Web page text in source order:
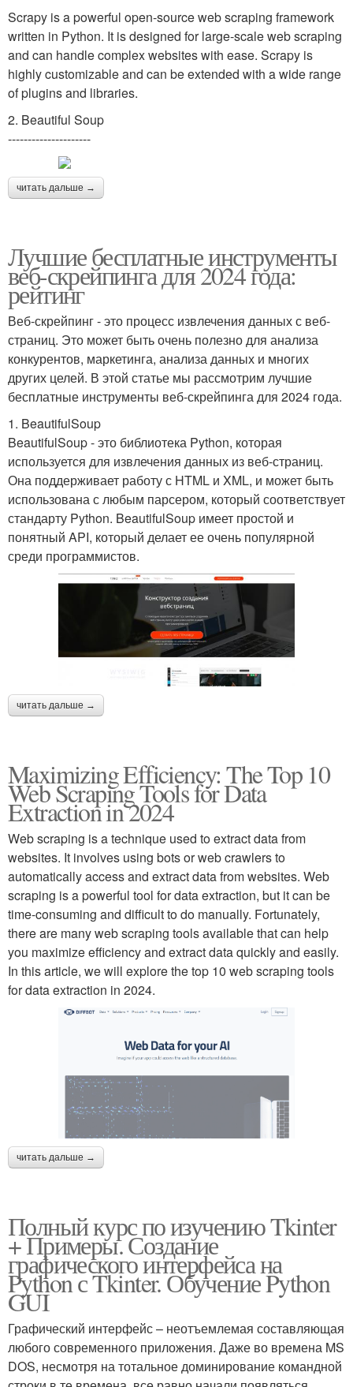
Scrapy is a powerful open-source web scraping framework
written in Python. It is designed for large-scale web scraping
and can handle complex websites with ease. Scrapy is
highly customizable and can be extended with a wide range
of plugins and libraries.
2. Beautiful Soup
---------------------
читать дальше →
Лучшие бесплатные инструменты
веб-скрейпинга для 2024 года:
рейтинг
Веб-скрейпинг - это процесс извлечения данных с веб-
страниц. Это может быть очень полезно для анализа
конкурентов, маркетинга, анализа данных и многих
других целей. В этой статье мы рассмотрим лучшие
бесплатные инструменты веб-скрейпинга для 2024 года.
1. BeautifulSoup
BeautifulSoup - это библиотека Python, которая
используется для извлечения данных из веб-страниц.
Она поддерживает работу с HTML и XML, и может быть
использована с любым парсером, который соответствует
стандарту Python. BeautifulSoup имеет простой и
понятный API, который делает ее очень популярной
среди программистов.
читать дальше →
Maximizing Efficiency: The Top 10
Web Scraping Tools for Data
Extraction in 2024
Web scraping is a technique used to extract data from
websites. It involves using bots or web crawlers to
automatically access and extract data from websites. Web
scraping is a powerful tool for data extraction, but it can be
time-consuming and difficult to do manually. Fortunately,
there are many web scraping tools available that can help
you maximize efficiency and extract data quickly and easily.
In this article, we will explore the top 10 web scraping tools
for data extraction in 2024.
читать дальше →
Полный курс по изучению Tkinter
+ Примеры. Создание
графического интерфейса на
Python с Tkinter. Обучение Python
GUI
Графический интерфейс – неотъемлемая составляющая
любого современного приложения. Даже во времена MS
DOS, несмотря на тотальное доминирование командной